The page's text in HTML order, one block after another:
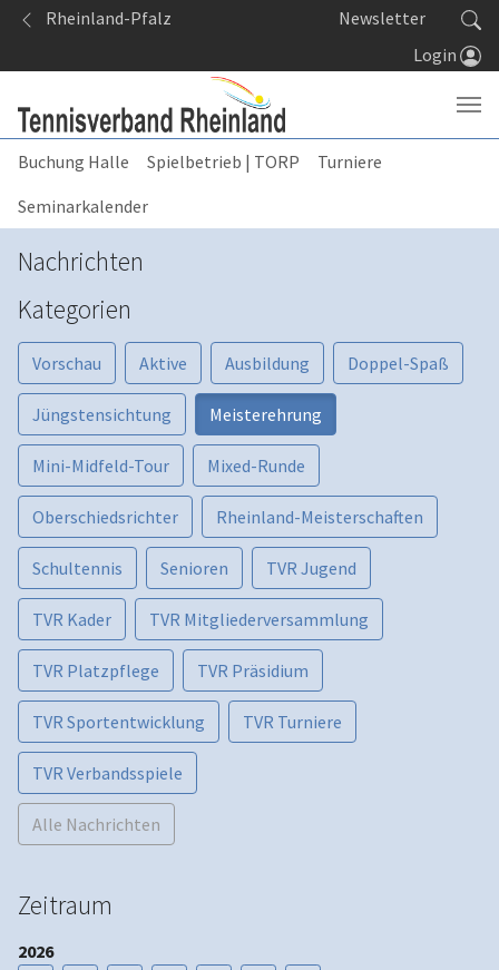
Springe zum Seiteninhalt
Rheinland-Pfalz
Newsletter
Login
Buchung Halle Spielbetrieb | TORP
Turniere
Seminarkalender
Nachrichten
Kategorien
Vorschau Aktive Ausbildung Doppel-Spaß
Jüngstensichtung Meisterehrung
Mini-Midfeld-Tour Mixed-Runde
Oberschiedsrichter Rheinland-Meisterschaften
Schultennis Senioren TVR Jugend
TVR Kader TVR Mitgliederversammlung
TVR Platzpflege TVR Präsidium
TVR Sportentwicklung TVR Turniere
TVR Verbandsspiele
Alle Nachrichten
Zeitraum
2026